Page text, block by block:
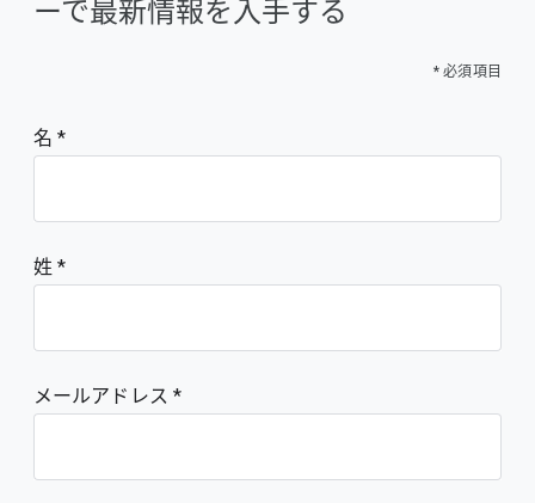
ーで最新情報を入手する
* 必須項目
名
姓
メールアドレス